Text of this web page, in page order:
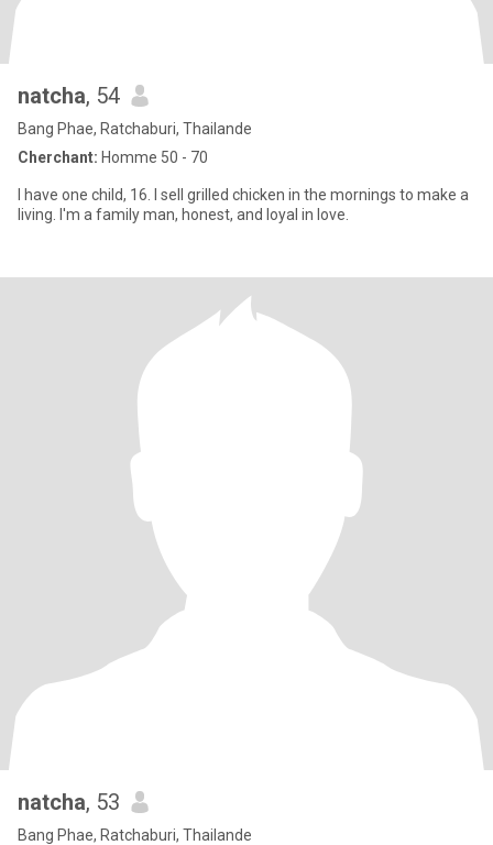
natcha, 54
Bang Phae, Ratchaburi, Thailande
Cherchant: Homme 50 - 70
I have one child, 16. I sell grilled chicken in the mornings to make a
living. I'm a family man, honest, and loyal in love.
natcha, 53
Bang Phae, Ratchaburi, Thailande